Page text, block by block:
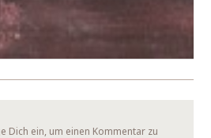
Dich ein, um einen Kommentar zu